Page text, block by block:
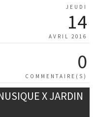
JEUDI
14
AVRIL 2016
0
COMMENTAIRE(S)
X JARDIN